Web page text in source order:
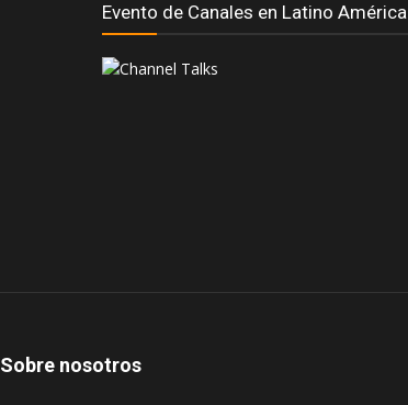
Evento de Canales en Latino América
Sobre nosotros